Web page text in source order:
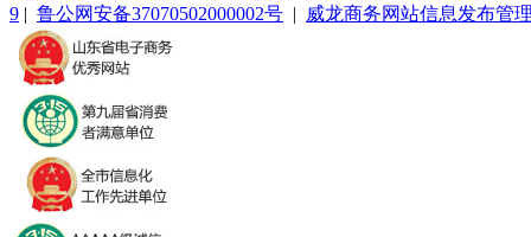
9 | 鲁公网安备37070502000002号 | 威龙商务网站信息发布管